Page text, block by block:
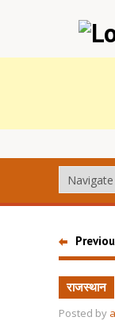
राजस्थान
Posted by